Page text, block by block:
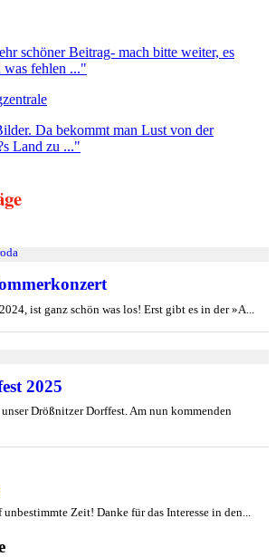
schöner Beitrag- mach bitte weiter, es
fehlen ..."
Da bekommt man Lust von der
Land zu ..."
ist ganz schön was los! Erst gibt es in der »A...
2025
unser Drößnitzer Dorffest. Am nun kommenden
unbestimmte Zeit! Danke für das Interesse in den...